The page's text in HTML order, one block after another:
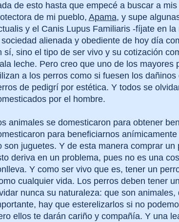
de esto hasta que empecé a buscar a
de mi pueblo, Apama, y supe
y el Canis Lupus Familiaris -fíjate en
sociedad alienada y obediente de hoy día
sí, sino el tipo de ser vivo y su cotización
leche. Pero creo que uno de los
a los perros como si fuesen los
de pedigrí por estética. Y todos se
por el hombre.
animales se domesticaron para obtener
para beneficiarnos
son juguetes. Y de esta manera comprar
deriva en un problema, pues no es una
Y como ser vivo que es, tener un
cualquier vida. Los perros deben tener
nunca su naturaleza: que son
hay que esterelizarlos si no
ellos te darán cariño y compañía. Y una